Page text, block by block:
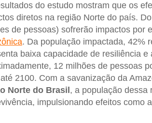
do estudo mostram que os
diretos na região Norte do país.
de pessoas) sofrerão impactos por
. Da população impactada, 42%
baixa capacidade de resiliência
12 milhões de pessoas
2100. Com a savanização da
Norte do Brasil , a população dessa
impulsionando efeitos como